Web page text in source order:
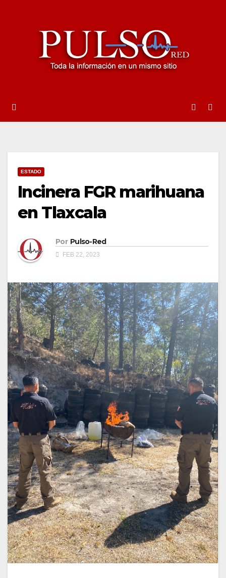
ESTADO
Incinera FGR marihuana
en Tlaxcala
Por Pulso-Red
FEB 22, 2023